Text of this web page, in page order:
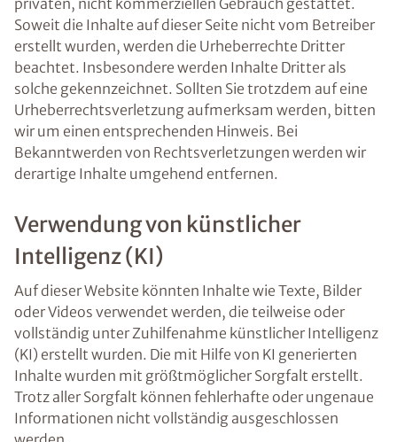
privaten, nicht kommerziellen Gebrauch gestattet.
Soweit die Inhalte auf dieser Seite nicht vom Betreiber
erstellt wurden, werden die Urheberrechte Dritter
beachtet. Insbesondere werden Inhalte Dritter als
solche gekennzeichnet. Sollten Sie trotzdem auf eine
Urheberrechtsverletzung aufmerksam werden, bitten
wir um einen entsprechenden Hinweis. Bei
Bekanntwerden von Rechtsverletzungen werden wir
derartige Inhalte umgehend entfernen.
Verwendung von künstlicher
Intelligenz (KI)
Auf dieser Website könnten Inhalte wie Texte, Bilder
oder Videos verwendet werden, die teilweise oder
vollständig unter Zuhilfenahme künstlicher Intelligenz
(KI) erstellt wurden. Die mit Hilfe von KI generierten
Inhalte wurden mit größtmöglicher Sorgfalt erstellt.
Trotz aller Sorgfalt können fehlerhafte oder ungenaue
Informationen nicht vollständig ausgeschlossen